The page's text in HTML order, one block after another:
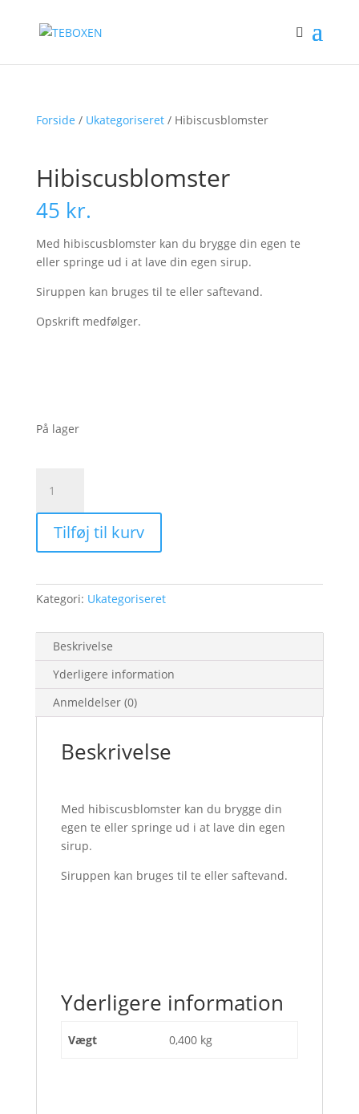
Forside / Ukategoriseret/ Hibiscusblomster
Hibiscusblomster
45 kr.
Med hibiscusblomster kan du brygge din egen te
eller springe ud i at lave din egen sirup.
Siruppen kan bruges til te eller saftevand.
Opskrift medfølger.
På lager
antal
Tilføj til kurv
Kategori: Ukategoriseret
Beskrivelse
Yderligere information
Anmeldelser (0)
Beskrivelse
Med hibiscusblomster kan du brygge din
egen te eller springe ud i at lave din egen
sirup.
Siruppen kan bruges til te eller saftevand.
Yderligere information
Vægt 0,400 kg